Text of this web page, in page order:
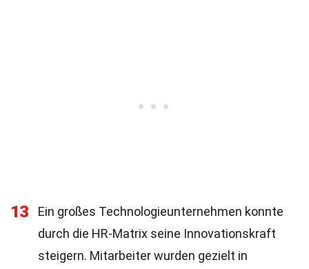
13
Ein großes Technologieunternehmen konnte
durch die HR-Matrix seine Innovationskraft
steigern. Mitarbeiter wurden gezielt in